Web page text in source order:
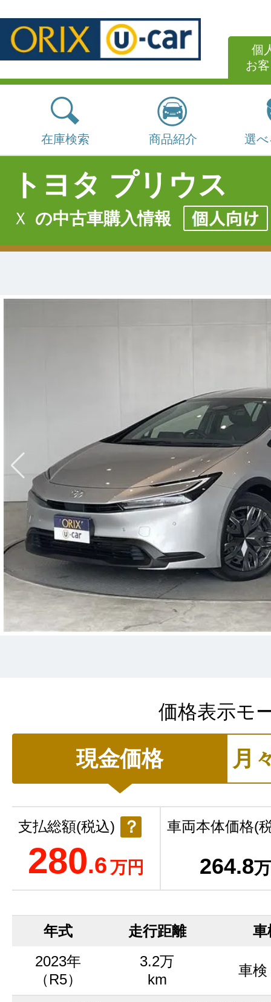
個
お
在庫検索 商品紹介 選
トヨタ プリウス
Ｘ の中古車購入情報
価格表示モ
現金価格 月
支払総額(税込)
280.6万円
？ 車両本体価格(
264.8
年式 走行距離
車
2023年
（R5）
3.2万
km
車検